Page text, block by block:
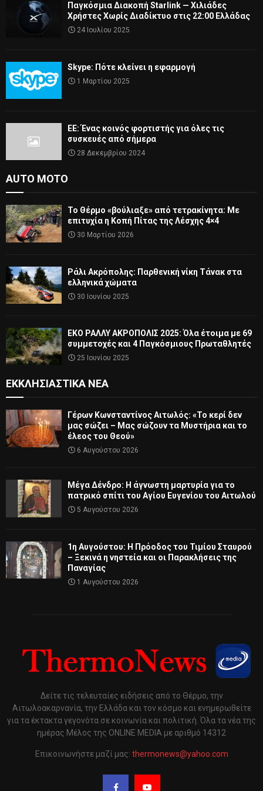
Παγκόσμια Διακοπή Starlink — Χιλιάδες
Χρήστες Χωρίς Διαδίκτυο στις 22:00 Ελλάδας
24 Ιουλίου 2025
Skype: Πότε κλείνει η εφαρμογή
1 Μαρτίου 2025
ΕΕ: Ένας κοινός φορτιστής για όλες τις
συσκευές από σήμερα
28 Δεκεμβρίου 2024
AUTO MOTO
Το Θέρμο «βούλιαξε» από τετρακίνητα: Με
επιτυχία η Κοπή Πίτας της Λέσχης 4×4
30 Μαρτίου 2026
Ράλι Ακρόπολης: Παρθενική νίκη Τάνακ στα
ελληνικά χώματα
30 Ιουνίου 2025
ΕΚΟ ΡΑΛΛΥ ΑΚΡΟΠΟΛΙΣ 2025: Όλα έτοιμα με 69
συμμετοχές και 4 Παγκόσμιους Πρωταθλητές
25 Ιουνίου 2025
ΕΚΚΛΗΣΙΑΣΤΙΚΆ ΝΈΑ
Γέρων Κωνσταντίνος Αιτωλός: «Το κερί δεν
μας σώζει – Μας σώζουν τα Μυστήρια και το
έλεος του Θεού»
6 Αυγούστου 2026
Μέγα Δένδρο: Η άγνωστη μαρτυρία για το
πατρικό σπίτι του Αγίου Ευγενίου του Αιτωλού
5 Αυγούστου 2026
1η Αυγούστου: Η Πρόοδος του Τιμίου Σταυρού
– Ξεκινά η νηστεία και οι Παρακλήσεις της
Παναγίας
1 Αυγούστου 2026
Δείτε τις τελευταίες ειδήσεις από το Θέρμο, την
Αιτωλοακαρνανία, την Ελλάδα και τον κόσμο και ενημερωθείτε
για τα έκτακτα γεγονότα σε κοινωνία και πολιτική. Όλα τα νέα της
ημέρας Μέλος της ONLINE MEDIA με αριθμό 14312
Επικοινωνήστε μαζί μας: thermonews@yahoo.com